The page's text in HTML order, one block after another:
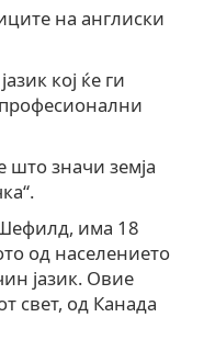
на англиски
кој ќе ги
значи земја
има 18
од населението
јазик. Овие
свет, од Канада